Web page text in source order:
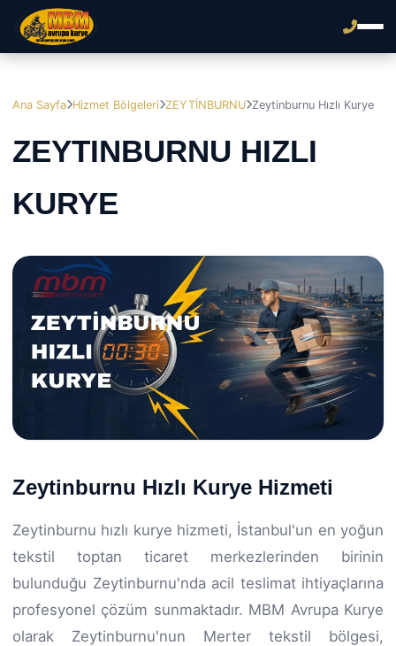
Ana Sayfa Hizmet Bölgeleri ZEYTİNBURNU Zeytinburnu Hızlı Kurye
ZEYTINBURNU HIZLI
KURYE
Zeytinburnu Hızlı Kurye Hizmeti
Zeytinburnu hızlı kurye hizmeti, İstanbul'un en yoğun
tekstil toptan ticaret merkezlerinden birinin
bulunduğu Zeytinburnu'nda acil teslimat ihtiyaçlarına
profesyonel çözüm sunmaktadır. MBM Avrupa Kurye
olarak Zeytinburnu'nun Merter tekstil bölgesi,